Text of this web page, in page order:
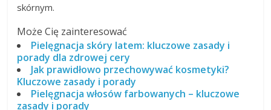
skórnym.
Może Cię zainteresować
Pielęgnacja skóry latem: kluczowe zasady i
porady dla zdrowej cery
Jak prawidłowo przechowywać kosmetyki?
Kluczowe zasady i porady
Pielęgnacja włosów farbowanych – kluczowe
zasady i porady